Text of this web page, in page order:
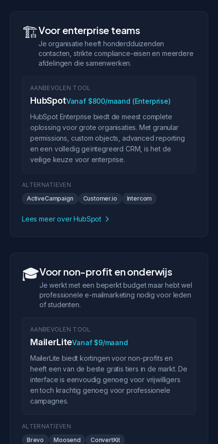
🏗️Voor enterprise teams
Je organisatie heeft honderdduizenden
contacten, strikte compliance-eisen en meerdere
afdelingen die samenwerken.
AANBEVOLEN TOOL
HubSpotVanaf $800/maand (Enterprise)
HubSpot Enterprise biedt de meest complete
oplossing voor grote organisaties. Met granular
permissions, custom objects, advanced reporting
en een volledig geïntegreerd CRM, is het de
veilige keuze voor enterprise.
ALTERNATIEVEN
ActiveCampaign
Customer.io Intercom
Lees meer over HubSpot
🎓Voor non-profit en onderwijs
Je werkt met een beperkt budget maar hebt wel
professionele e-mailmarketing nodig voor leden
of studenten.
AANBEVOLEN TOOL
MailerLiteVanaf $9/maand
MailerLite biedt kortingen voor non-profits en
heeft een van de beste gratis tiers in de markt. De
interface is eenvoudig genoeg voor vrijwilligers
en toch krachtig genoeg voor professionele
campagnes.
ALTERNATIEVEN
Brevo
Moosend ConvertKit